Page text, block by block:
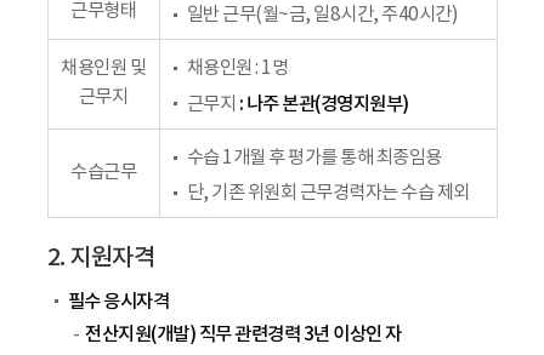
근무형태 일반 근무(월~금, 일8시간, 주40시간)
채용인원 및
근무지
채용인원 : 1명
근무지 : 나주 본관(경영지원부)
수습근무
수습 1개월 후 평가를 통해 최종임용
단, 기존 위원회 근무경력자는 수습 제외
2. 지원자격
필수 응시자격
전산지원(개발) 직무 관련경력 3년 이상인 자